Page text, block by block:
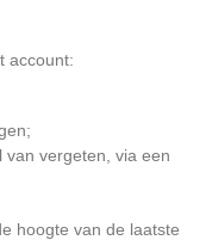
account:
van vergeten, via een
hoogte van de laatste